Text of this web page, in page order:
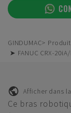
GINDUMAC
➤ FANUC CRX-
Afficher dans
Ce bras